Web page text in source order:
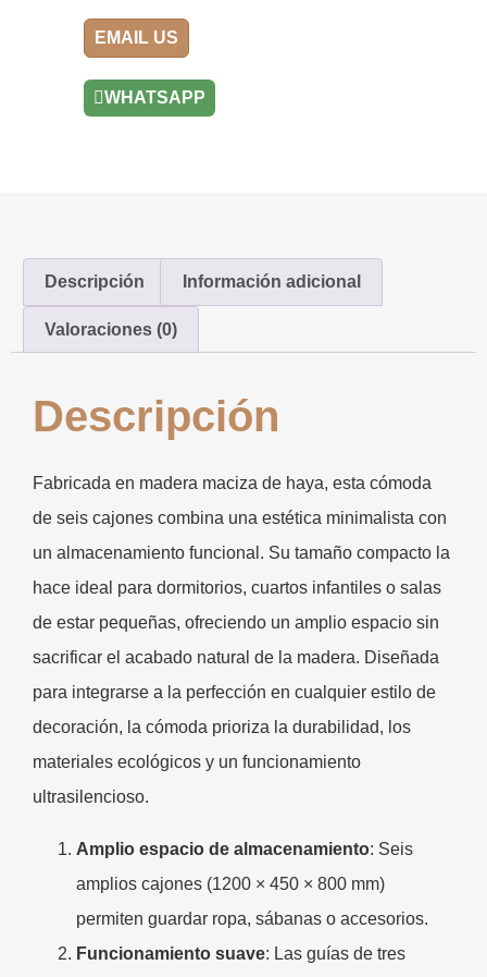
EMAIL US
WHATSAPP
Descripción Información adicional
Valoraciones (0)
Descripción
Fabricada en madera maciza de haya, esta cómoda
de seis cajones combina una estética minimalista con
un almacenamiento funcional. Su tamaño compacto la
hace ideal para dormitorios, cuartos infantiles o salas
de estar pequeñas, ofreciendo un amplio espacio sin
sacrificar el acabado natural de la madera. Diseñada
para integrarse a la perfección en cualquier estilo de
decoración, la cómoda prioriza la durabilidad, los
materiales ecológicos y un funcionamiento
ultrasilencioso.
Amplio espacio de almacenamiento​: Seis
amplios cajones (1200 × 450 × 800 mm)
permiten guardar ropa, sábanas o accesorios.
Funcionamiento suave​: Las guías de tres